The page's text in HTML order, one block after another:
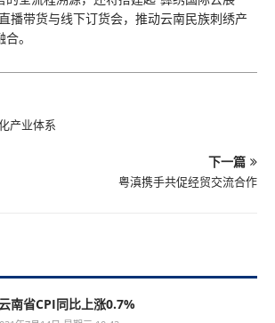
播带货与线下订货会，推动云南民族刺绣产
。
产业体系
下一篇
粤滇携手共促经贸交流合作
南省CPI同比上涨0.7%